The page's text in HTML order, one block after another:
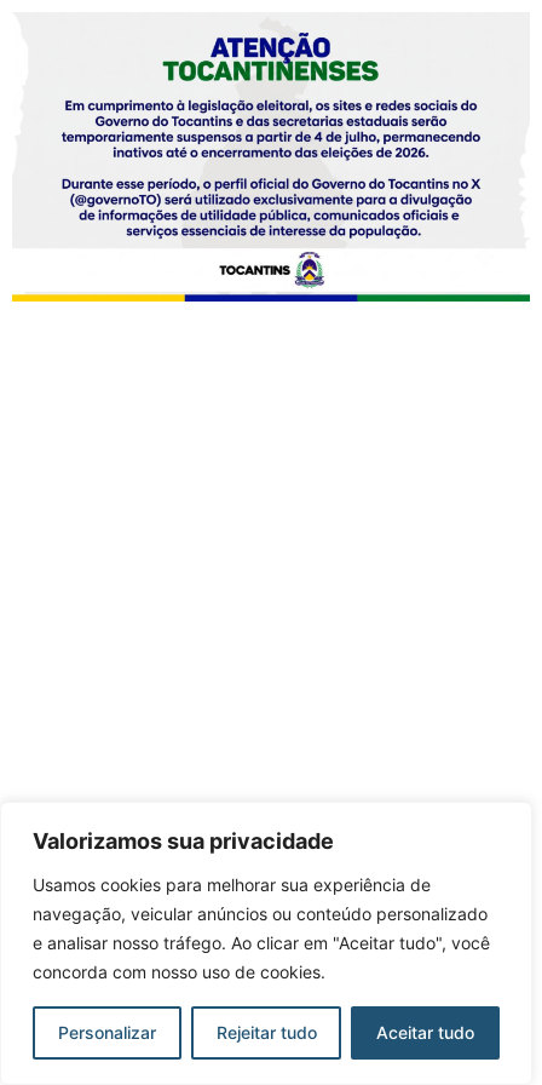
Valorizamos sua privacidade
Usamos cookies para melhorar sua experiência de
navegação, veicular anúncios ou conteúdo personalizado
e analisar nosso tráfego. Ao clicar em "Aceitar tudo", você
concorda com nosso uso de cookies.
Personalizar Rejeitar tudo Aceitar tudo